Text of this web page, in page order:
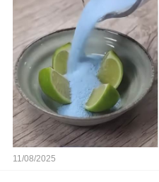
11/08/2025